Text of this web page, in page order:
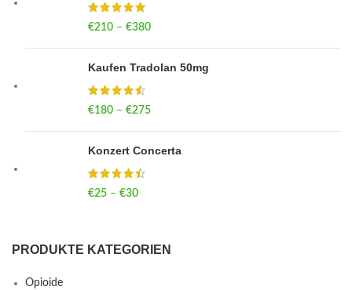
€210 – €380
Kaufen Tradolan 50mg
€180 – €275
Konzert Concerta
€25 – €30
PRODUKTE KATEGORIEN
Opioide